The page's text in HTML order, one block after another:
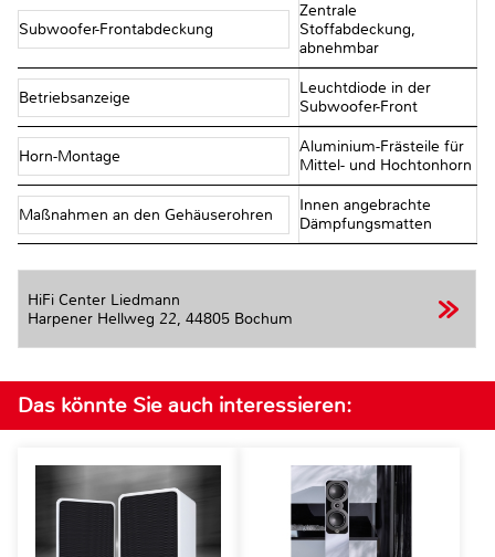
Subwoofer-Frontabdeckung
Zentrale
Stoffabdeckung,
abnehmbar
Betriebsanzeige
Leuchtdiode in der
Subwoofer-Front
Horn-Montage
Aluminium-Frästeile für
Mittel- und Hochtonhorn
Maßnahmen an den Gehäuserohren
Innen angebrachte
Dämpfungsmatten
HiFi Center Liedmann
Harpener Hellweg 22, 44805 Bochum
Das könnte Sie auch interessieren: